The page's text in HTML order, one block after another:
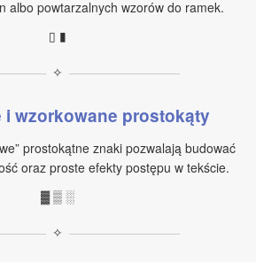
albo powtarzalnych wzorów do ramek.
▯ ▮
✧
i wzorkowane prostokąty
prostokątne znaki pozwalają budować
oraz proste efekty postępu w tekście.
▓ ▒ ░
✧